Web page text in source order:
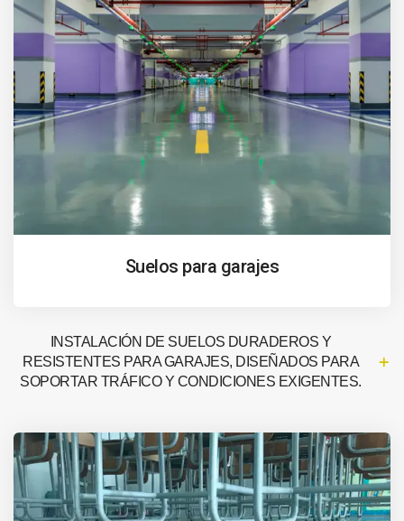
Suelos para garajes
INSTALACIÓN DE SUELOS DURADEROS Y
RESISTENTES PARA GARAJES, DISEÑADOS PARA
SOPORTAR TRÁFICO Y CONDICIONES EXIGENTES.